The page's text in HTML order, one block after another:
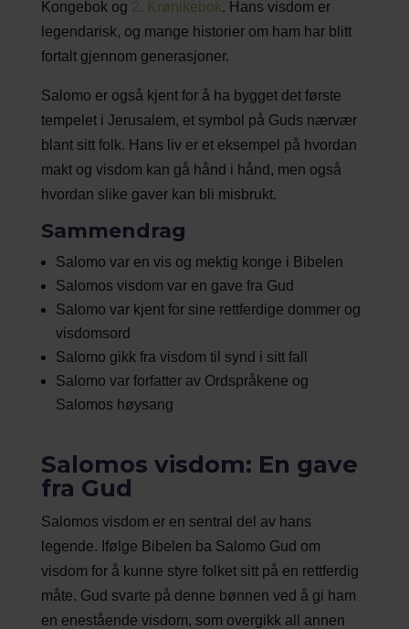
Kongebok og 2. Krønikebok. Hans visdom er
legendarisk, og mange historier om ham har blitt
fortalt gjennom generasjoner.
Salomo er også kjent for å ha bygget det første
tempelet i Jerusalem, et symbol på Guds nærvær
blant sitt folk. Hans liv er et eksempel på hvordan
makt og visdom kan gå hånd i hånd, men også
hvordan slike gaver kan bli misbrukt.
Sammendrag
Salomo var en vis og mektig konge i Bibelen
Salomos visdom var en gave fra Gud
Salomo var kjent for sine rettferdige dommer og
visdomsord
Salomo gikk fra visdom til synd i sitt fall
Salomo var forfatter av Ordspråkene og
Salomos høysang
Salomos visdom: En gave
fra Gud
Salomos visdom er en sentral del av hans
legende. Ifølge Bibelen ba Salomo Gud om
visdom for å kunne styre folket sitt på en rettferdig
måte. Gud svarte på denne bønnen ved å gi ham
en enestående visdom, som overgikk all annen